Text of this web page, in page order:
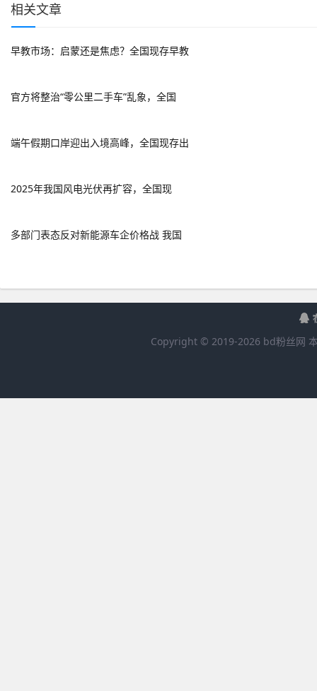
相关文章
早教市场：启蒙还是焦虑？全国现存早教
官方将整治“零公里二手车”乱象，全国
端午假期口岸迎出入境高峰，全国现存出
2025年我国风电光伏再扩容，全国现
多部门表态反对新能源车企价格战 我国
Copyright © 2019-2026 bd粉丝网